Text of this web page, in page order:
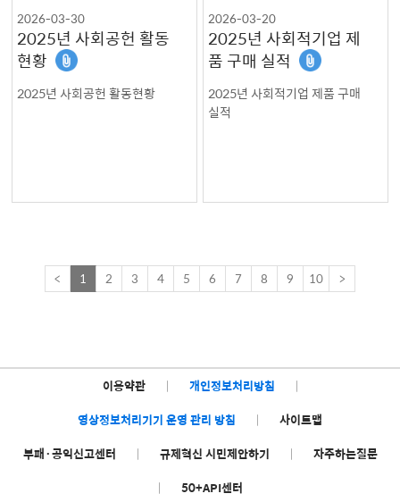
2026-03-30
2025년 사회공헌 활동
현황
2025년 사회공헌 활동현황
2026-03-20
2025년 사회적기업 제
품 구매 실적
2025년 사회적기업 제품 구매
실적
< 1 2 3 4 5 6 7 8 9 10 >
이용약관 | 개인정보처리방침
|
영상정보처리기기 운영 관리 방침
|
사이트맵
부패·공익신고센터
| 규제혁신 시민제안하기 |
자주하는질문
|
50+API센터